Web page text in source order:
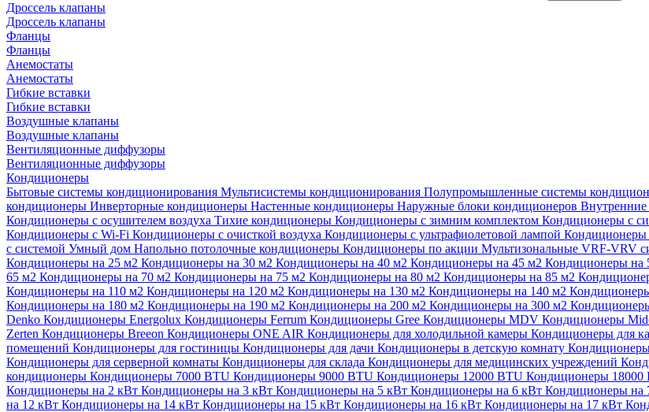
Дроссель клапаны
Дроссель клапаны
Фланцы
Фланцы
Анемостаты
Анемостаты
Гибкие вставки
Гибкие вставки
Воздушные клапаны
Воздушные клапаны
Вентиляционные диффузоры
Вентиляционные диффузоры
Кондиционеры
Бытовые системы кондиционирования Мультисистемы кондиционирования Полупромышленные системы
кондиционеры Инверторные кондиционеры Настенные кондиционеры Наружные блоки кондиционеров Внутренние
Кондиционеры с осушителем воздуха Тихие кондиционеры Кондиционеры с зимним комплектом Кондиционеры с
Кондиционеры с Wi-Fi Кондиционеры с очисткой воздуха Кондиционеры с ультрафиолетовой лампой Кондиционеры
с системой Умный дом Напольно потолочные кондиционеры Кондиционеры по акции Мультизональные VRF-VRV
Кондиционеры на 25 м2 Кондиционеры на 30 м2 Кондиционеры на 40 м2 Кондиционеры на 45 м2 Кондиционеры на
65 м2 Кондиционеры на 70 м2 Кондиционеры на 75 м2 Кондиционеры на 80 м2 Кондиционеры на 85 м2
Кондиционеры на 110 м2 Кондиционеры на 120 м2 Кондиционеры на 130 м2 Кондиционеры на 140 м2
Кондиционеры на 180 м2 Кондиционеры на 190 м2 Кондиционеры на 200 м2 Кондиционеры на 300 м2
Denko Кондиционеры Energolux Кондиционеры Ferrum Кондиционеры Gree Кондиционеры MDV Кондиционеры
Zerten Кондиционеры Breeon Кондиционеры ONE AIR Кондиционеры для холодильной камеры Кондиционеры для
помещений Кондиционеры для гостиницы Кондиционеры для дачи Кондиционеры в детскую комнату
Кондиционеры для серверной комнаты Кондиционеры для склада Кондиционеры для медицинских учреждений
кондиционеры Кондиционеры 7000 BTU Кондиционеры 9000 BTU Кондиционеры 12000 BTU Кондиционеры 18000
Кондиционеры на 2 кВт Кондиционеры на 3 кВт Кондиционеры на 5 кВт Кондиционеры на 6 кВт Кондиционеры на
на 12 кВт Кондиционеры на 14 кВт Кондиционеры на 15 кВт Кондиционеры на 16 кВт Кондиционеры на 17 кВт